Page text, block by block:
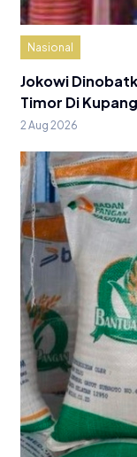
Nasional
Jokowi
Timor Di Kupang
2 Aug 2026